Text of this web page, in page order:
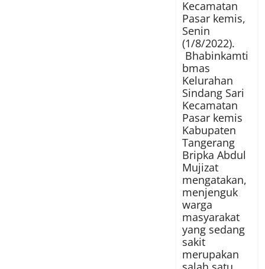
Kecamatan
Pasar kemis,
Senin
(1/8/2022).
Bhabinkamti
bmas
Kelurahan
Sindang Sari
Kecamatan
Pasar kemis
Kabupaten
Tangerang
Bripka Abdul
Mujizat
mengatakan,
menjenguk
warga
masyarakat
yang sedang
sakit
merupakan